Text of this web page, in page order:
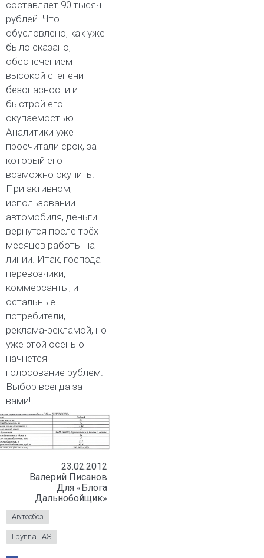
составляет 90 тысяч
рублей. Что
обусловлено, как уже
было сказано,
обеспечением
высокой степени
безопасности и
быстрой его
окупаемостью.
Аналитики уже
просчитали срок, за
который его
возможно окупить.
При активном,
использовании
автомобиля, деньги
вернутся после трёх
месяцев работы на
линии. Итак, господа
перевозчики,
коммерсанты, и
остальные
потребители,
реклама-рекламой, но
уже этой осенью
начнется
голосование рублем.
Выбор всегда за
вами!
23.02.2012
Валерий Писанов
Для «Блога
Дальнобойщик»
Автообоз
Группа ГАЗ